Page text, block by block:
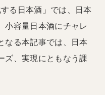
る日本酒」では、日本
小容量日本酒にチャレ
なる本記事では、日本
ズ、実現にともなう課